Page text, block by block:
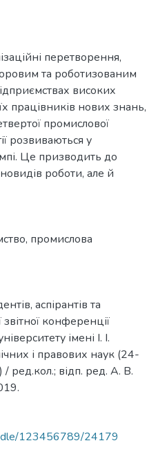
перетворення,
та роботизованим
високих
працівників нових знань,
промислової
розвиваються у
Це призводить до
роботи, але й
, промислова
аспірантів та
конференції
імені І. І.
і правових наук (24-
ред.кол.; відп. ред. А. В.
123456789/24179